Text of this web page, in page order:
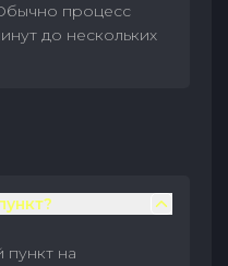
процесс
до нескольких
на